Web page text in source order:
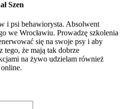
Szen
i psi behawiorysta. Absolwent
we Wrocławiu. Prowadzę szkolenia
się na swoje psy i aby
tego, że mają tak dobrze
na żywo udzielam również